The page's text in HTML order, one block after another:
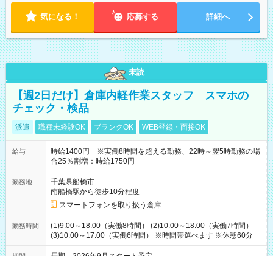
気になる！ 応募する 詳細へ
未読
【週2日だけ】倉庫内軽作業スタッフ スマホの
チェック・検品
派遣 職種未経験OK ブランクOK WEB登録・面接OK
給与
時給1400円 ※実働8時間を超える勤務、22時～翌5時勤務の場
合25％割増：時給1750円
勤務地
千葉県船橋市
南船橋駅から徒歩10分程度
スマートフォンを取り扱う倉庫
勤務時間
(1)9:00～18:00（実働8時間） (2)10:00～18:00（実働7時間）
(3)10:00～17:00（実働6時間） ※時間帯選べます ※休憩60分